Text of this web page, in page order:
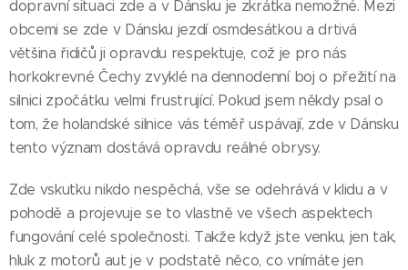
dopravní situaci zde a v Dánsku je zkrátka nemožné. Mezi
obcemi se zde v Dánsku jezdí osmdesátkou a drtivá
většina řidičů ji opravdu respektuje, což je pro nás
horkokrevné Čechy zvyklé na dennodenní boj o přežití na
silnici zpočátku velmi frustrující. Pokud jsem někdy psal o
tom, že holandské silnice vás téměř uspávají, zde v Dánsku
tento význam dostává opravdu reálné obrysy.
Zde vskutku nikdo nespěchá, vše se odehrává v klidu a v
pohodě a projevuje se to vlastně ve všech aspektech
fungování celé společnosti. Takže když jste venku, jen tak,
hluk z motorů aut je v podstatě něco, co vnímáte jen